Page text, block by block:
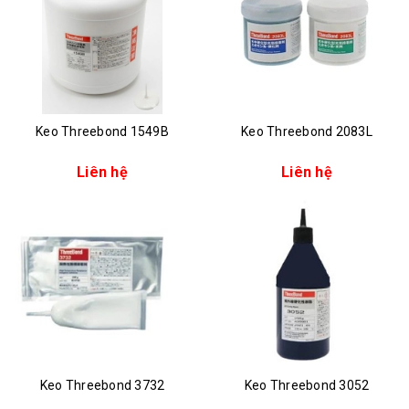
Keo Threebond 1549B
Liên hệ
Keo Threebond 2083L
Liên hệ
Keo Threebond 3732 Keo Threebond 3052